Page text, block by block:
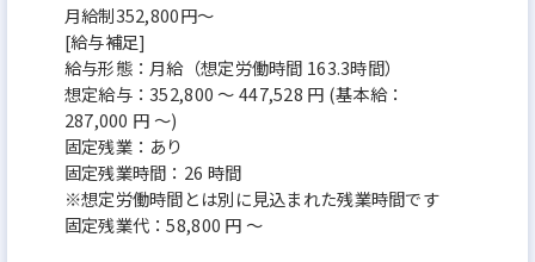
月給制352,800円～
[給与補足]
給与形態：月給（想定労働時間 163.3時間）
想定給与：352,800 ～ 447,528 円 (基本給：
287,000 円 ～)
固定残業：あり
固定残業時間：26 時間
※想定労働時間とは別に見込まれた残業時間です
固定残業代：58,800 円 ～